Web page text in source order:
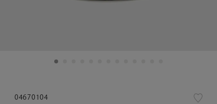
04670104